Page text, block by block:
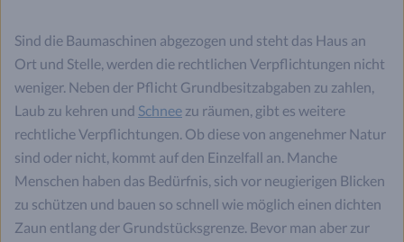
Sind die Baumaschinen abgezogen und steht das Haus an
Ort und Stelle, werden die rechtlichen Verpflichtungen nicht
weniger. Neben der Pflicht Grundbesitzabgaben zu zahlen,
Laub zu kehren und Schnee zu räumen, gibt es weitere
rechtliche Verpflichtungen. Ob diese von angenehmer Natur
sind oder nicht, kommt auf den Einzelfall an. Manche
Menschen haben das Bedürfnis, sich vor neugierigen Blicken
zu schützen und bauen so schnell wie möglich einen dichten
Zaun entlang der Grundstücksgrenze. Bevor man aber zur